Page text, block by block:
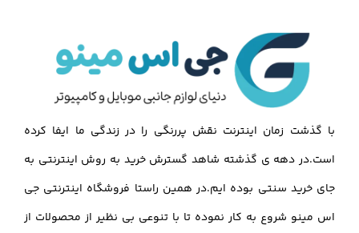
با گذشت زمان اینترنت نقش پررنگی را در زندگی ما ایفا کرده
است.در دهه ی گذشته شاهد گسترش خرید به روش اینترنتی به
جای خرید سنتی بوده ایم.در همین راستا فروشگاه اینترنتی جی
اس مینو شروع به کار نموده تا با تنوعی بی نظیر از محصولات از